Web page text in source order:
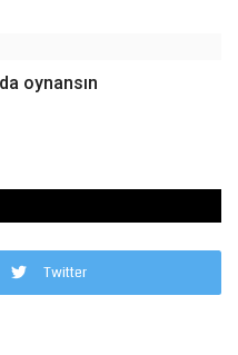
oynansın
Twitter